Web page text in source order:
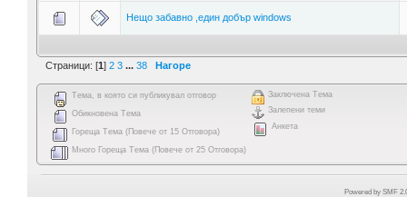
Нещо забавно ,един добър windows
Страници: [1] 2 3 ... 38 Нагоре
Тема, в която си публикувал отговор
Обикновена Тема
Гореща Тема (Повече от 15 Отговора)
Много Гореща Тема (Повече от 25 Отговора)
Заключена Тема
Залепени теми
Анкета
Powered by SMF